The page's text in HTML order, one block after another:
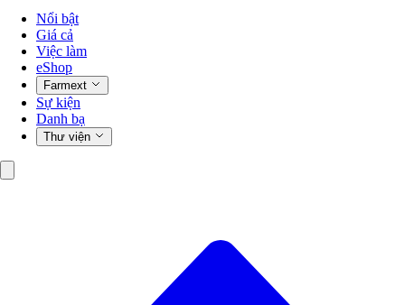
Nổi bật
Giá cả
Việc làm
eShop
Farmext
Sự kiện
Danh bạ
Thư viện